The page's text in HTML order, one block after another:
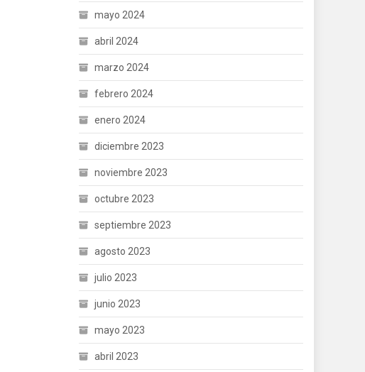
mayo 2024
abril 2024
marzo 2024
febrero 2024
enero 2024
diciembre 2023
noviembre 2023
octubre 2023
septiembre 2023
agosto 2023
julio 2023
junio 2023
mayo 2023
abril 2023